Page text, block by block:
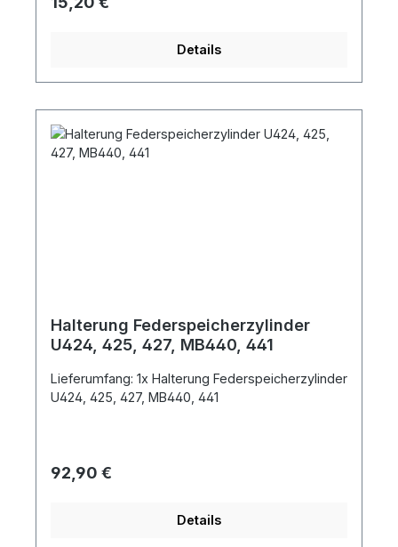
Details
Halterung Federspeicherzylinder
U424, 425, 427, MB440, 441
Lieferumfang: 1x Halterung Federspeicherzylinder
U424, 425, 427, MB440, 441
Regulärer Preis:
92,90 €
Details